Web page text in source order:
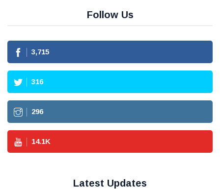
Follow Us
3,715
316
296
14.1K
Latest Updates